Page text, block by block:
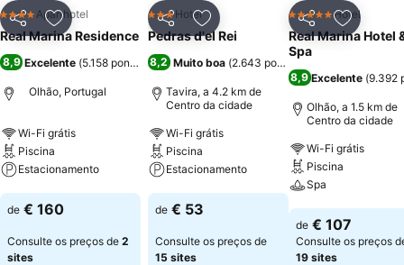
de ilhas, ilhotas e riachos fascinantes.
PartilharAdicionar aos favoritos
4 EstrelasAparthotel
Real Marina Residence
8,9 Excelente (5.158 pontuações )
Olhão, Portugal
Wi-Fi grátis
Piscina
Estacionamento
Ver preços
de € 160
Consulte os preços de 2
sites
PartilharAdicionar aos favoritos
3 Estrelas
Hotel
Pedras d'el Rei
8,2 Muito boa (2.643 pontuações
Tavira, a 4.2 km de
Centro da cidade
Wi-Fi grátis
Piscina
Estacionamento
Ver preços
de € 53
Consulte os preços de
15 sites
Partilhar
5 EstrelasHotel
Real Marina Hotel
Spa
8,9 Excelente (9.392
Olhão, a 1.5 km de
Centro da cidade
Wi-Fi grátis
Piscina
Spa
Ver preços
de € 107
Consulte os preços
19 sites